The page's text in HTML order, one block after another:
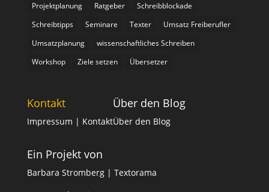
Projektplanung
Ratgeber
Schreibblockade
Schreibtipps
Seminare Texter
Umsatz Freiberufler
Umsatzplanung
wissenschaftliches Schreiben
Workshop
Ziele setzen Übersetzer
Kontakt
Impressum | Kontakt
Über den Blog
Über den Blog
Ein Projekt von
Barbara Stromberg | Textorama